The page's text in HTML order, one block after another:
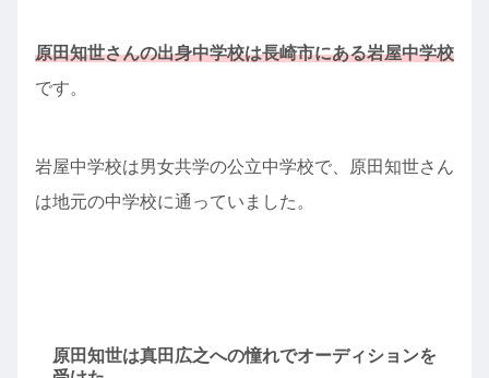
原田知世さんの出身中学校は長崎市にある岩屋中学校
です。
岩屋中学校は男女共学の公立中学校で、原田知世さん
は地元の中学校に通っていました。
原田知世は真田広之への憧れでオーディションを